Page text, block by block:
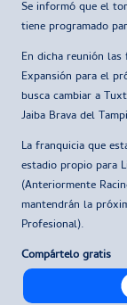
Se informó que el
tiene programado
En dicha reunión
Expansión para el
busca cambiar a
Jaiba Brava del
La franquicia que
estadio propio para
(Anteriormente
mantendrán la
Profesional).
Compártelo gratis